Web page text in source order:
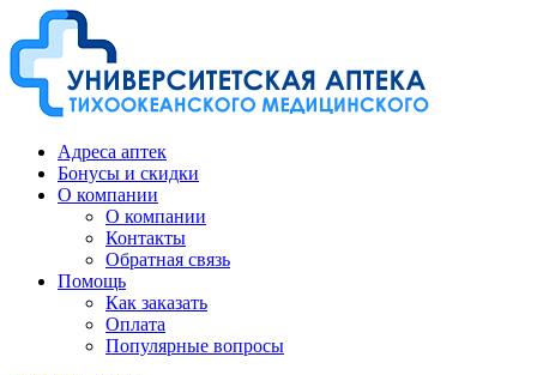
Адреса аптек
Бонусы и скидки
О компании
О компании
Контакты
Обратная связь
Помощь
Как заказать
Оплата
Популярные вопросы